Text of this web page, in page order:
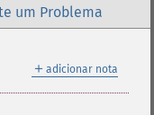
um Problema
＋ adicionar nota